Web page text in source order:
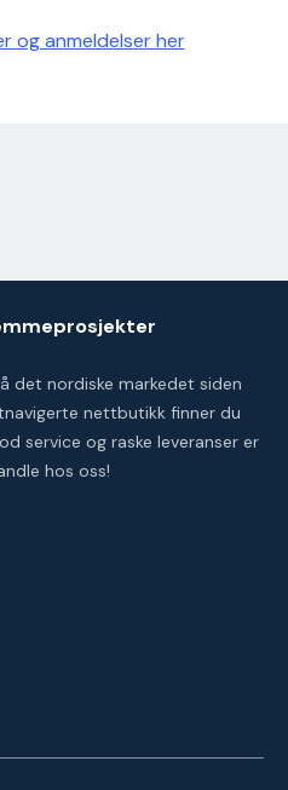
og anmeldelser her
det nordiske markedet siden
nettbutikk finner du
service og raske leveranser er
hos oss!